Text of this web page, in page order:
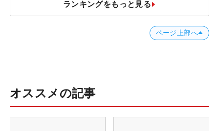
ランキングをもっと見る
ページ上部へ
オススメの記事